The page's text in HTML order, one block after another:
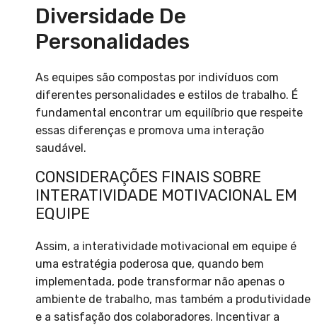
Diversidade De
Personalidades
As equipes são compostas por indivíduos com
diferentes personalidades e estilos de trabalho. É
fundamental encontrar um equilíbrio que respeite
essas diferenças e promova uma interação
saudável.
CONSIDERAÇÕES FINAIS SOBRE
INTERATIVIDADE MOTIVACIONAL EM
EQUIPE
Assim, a interatividade motivacional em equipe é
uma estratégia poderosa que, quando bem
implementada, pode transformar não apenas o
ambiente de trabalho, mas também a produtividade
e a satisfação dos colaboradores. Incentivar a